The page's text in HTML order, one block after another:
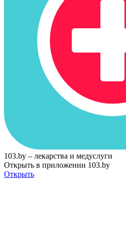
103.by – лекарства и медуслуги
Открыть в приложении 103.by
Открыть